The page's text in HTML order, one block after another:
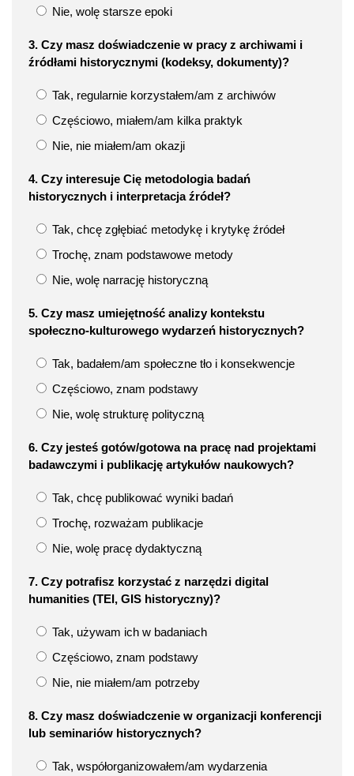
Nie, wolę starsze epoki
3. Czy masz doświadczenie w pracy z archiwami i
źródłami historycznymi (kodeksy, dokumenty)?
Tak, regularnie korzystałem/am z archiwów
Częściowo, miałem/am kilka praktyk
Nie, nie miałem/am okazji
4. Czy interesuje Cię metodologia badań
historycznych i interpretacja źródeł?
Tak, chcę zgłębiać metodykę i krytykę źródeł
Trochę, znam podstawowe metody
Nie, wolę narrację historyczną
5. Czy masz umiejętność analizy kontekstu
społeczno-kulturowego wydarzeń historycznych?
Tak, badałem/am społeczne tło i konsekwencje
Częściowo, znam podstawy
Nie, wolę strukturę polityczną
6. Czy jesteś gotów/gotowa na pracę nad projektami
badawczymi i publikację artykułów naukowych?
Tak, chcę publikować wyniki badań
Trochę, rozważam publikacje
Nie, wolę pracę dydaktyczną
7. Czy potrafisz korzystać z narzędzi digital
humanities (TEI, GIS historyczny)?
Tak, używam ich w badaniach
Częściowo, znam podstawy
Nie, nie miałem/am potrzeby
8. Czy masz doświadczenie w organizacji konferencji
lub seminariów historycznych?
Tak, współorganizowałem/am wydarzenia